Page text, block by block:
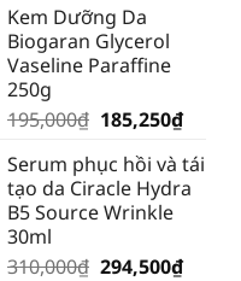
là:
30,000₫.là:
28,500₫.
Kem Dưỡng Da
Biogaran Glycerol
Vaseline Paraffine
250g
195,000₫ Giá
là:
195,000₫.
185,250₫Giá
tại
là:
Serum phục hồi và tái
tạo da Ciracle Hydra
B5 Source Wrinkle
30ml
310,000₫ Giá
294,500₫Giá